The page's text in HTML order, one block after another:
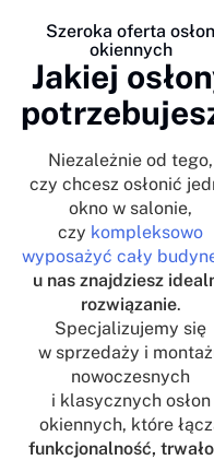
Szeroka oferta osłon
okiennych
Jakiej
Niezależnie od tego,
czy chcesz osłonić
okno w salonie,
czy kompleksowo
wyposażyć cały
u nas znajdziesz
rozwiązanie.
Specjalizujemy się
w sprzedaży i
nowoczesnych
i klasycznych osłon
okiennych, które
funkcjonalność,